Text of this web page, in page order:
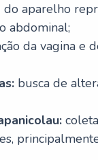
do aparelho
abdominal;
da vagina e
busca de